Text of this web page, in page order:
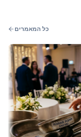
כל המאמרים
ס"מ.
קרא